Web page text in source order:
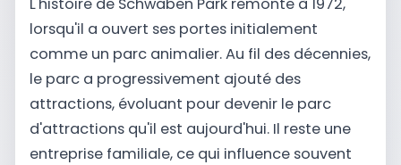
lorsqu'il a ouvert ses portes initialement
comme un parc animalier. Au fil des décennies,
le parc a progressivement ajouté des
attractions, évoluant pour devenir le parc
d'attractions qu'il est aujourd'hui. Il reste une
entreprise familiale, ce qui influence souvent